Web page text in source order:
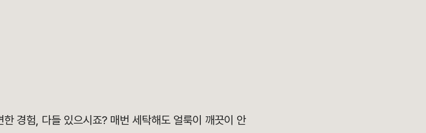
경험, 다들 있으시죠? 매번 세탁해도 얼룩이 깨끗이 안